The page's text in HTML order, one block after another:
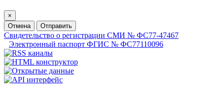
×
Отмена
Отправить
Свидетельство о регистрации СМИ № ФС77-47467
Электронный паспорт ФГИС № ФС77110096